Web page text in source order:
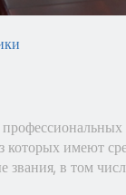
которых имеют
звания, в том